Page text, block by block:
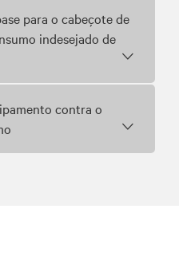
para o cabeçote de
indesejado de
contra o